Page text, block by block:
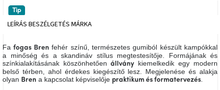
Tavasz
az
asztalon
A
tűz
mellett
ülve
Tip
LEÍRÁS BESZÉLGETÉS MÁRKA
Fafogas Bren fehér színű, természetes gumiból készült kampókkal
a minőség és a skandináv stílus megtestesítője. Formájának és
színkialakításának köszönhetően állvány kiemelkedik egy modern
belső térben, ahol érdekes kiegészítő lesz. Megjelenése és alakja
olyan Bren a kapcsolat képviselője praktikum és formatervezés.